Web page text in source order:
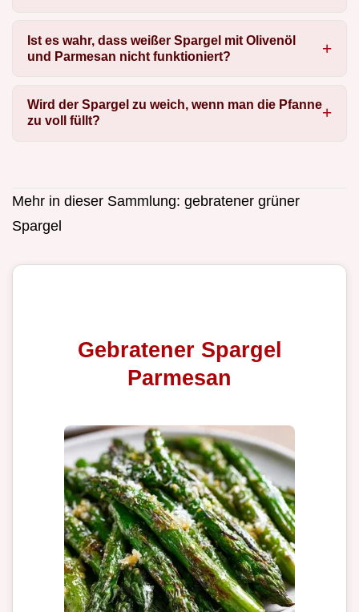
Ist es wahr, dass weißer Spargel mit Olivenöl
und Parmesan nicht funktioniert?
Wird der Spargel zu weich, wenn man die Pfanne
zu voll füllt?
Mehr in dieser Sammlung: gebratener grüner
Spargel
Gebratener Spargel
Parmesan